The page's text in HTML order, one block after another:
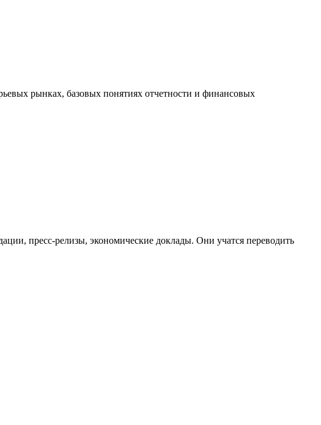
рынках, базовых понятиях отчетности и финансовых
пресс-релизы, экономические доклады. Они учатся переводить